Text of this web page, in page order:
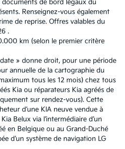
documents de bord légaux du
Renseignez-vous également
de reprise. Offres valables du
.
km (selon le premier critère
» donne droit, pour une période
annuelle de la cartographie du
tous les 12 mois) chez tous
Kia ou réparateurs Kia agréés de
sur rendez-vous). Cette
d’une KIA neuve vendue à
Belux via l’intermédiaire d’un
en Belgique ou au Grand-Duché
d’un système de navigation LG